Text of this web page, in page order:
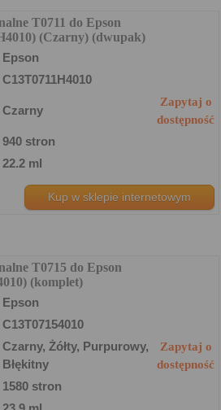
T0711 do Epson
(Czarny) (dwupak)
Epson
C13T0711H4010
Czarny
Zapytaj o
dostępność
940 stron
22.2 ml
Kup w sklepie internetowym
T0715 do Epson
(komplet)
Epson
C13T07154010
Czarny, Żółty, Purpurowy,
Błękitny
Zapytaj o
dostępność
1580 stron